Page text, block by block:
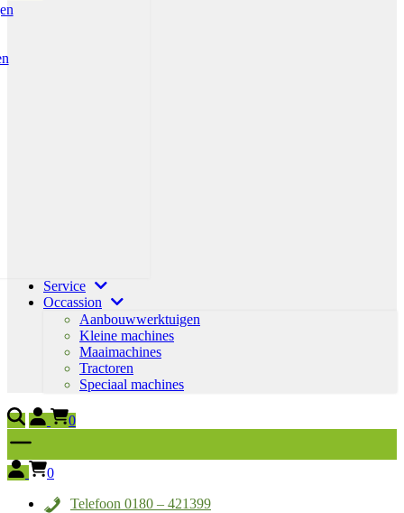
Service
Occassion
Aanbouwwerktuigen
Kleine machines
Maaimachines
Tractoren
Speciaal machines
0
0
Telefoon 0180 – 421399